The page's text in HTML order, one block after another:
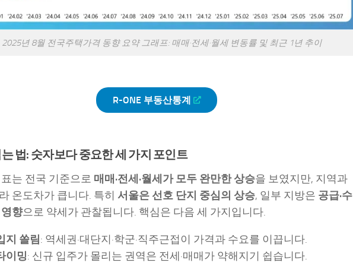
년 8월 전국주택가격 동향 요약 그래프: 매매·전세·월세 변동률 및 최근 1년 추이
R-ONE 부동산통계
법: 숫자보다 중요한 세 가지 포인트
는 전국 기준으로 매매·전세·월세가 모두 완만한 상승을 보였지만, 지역과
온도차가 큽니다. 특히 서울은 선호 단지 중심의 상승, 일부 지방은 공급·수
향으로 약세가 관찰됩니다. 핵심은 다음 세 가지입니다.
지 쏠림 : 역세권·대단지·학군·직주근접이 가격과 수요를 이끕니다.
이밍: 신규 입주가 몰리는 권역은 전세·매매가 약해지기 쉽습니다.